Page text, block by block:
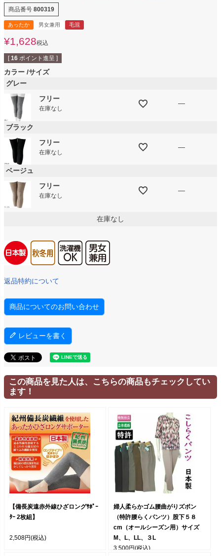
商品番号 800319
あったか 男女兼用 毛混
¥1,628税込
[ 16 ポイント進呈 ]
カラー サイズ
グレー
フリー
在庫なし
—
ブラック
フリー
在庫なし
—
ベージュ
フリー
在庫なし
—
在庫なし
返品特約について
商品についてのお問い合わせ
レビューを書く
この商品を見た人は、こちらの商品もチェックしてい
ます！
【備長炭遠赤外線ひざロングｻﾎﾟｰ
ﾀｰ 2枚組】
2,508円(税込)
婦人柔らかゴム腰曲がりズボン
（特許腰らくパンツ）股下５８
cm（オールシーズン用）サイズ
M、L、LL、３L
3,500円(税込)